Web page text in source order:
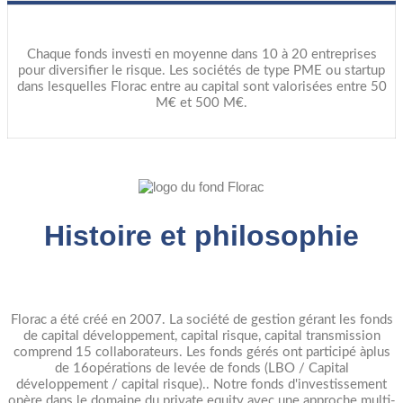
Chaque fonds investi en moyenne dans 10 à 20 entreprises
pour diversifier le risque. Les sociétés de type PME ou startup
dans lesquelles Florac entre au capital sont valorisées entre 50
M€ et 500 M€.
Histoire et philosophie
Florac a été créé en 2007. La société de gestion gérant les fonds
de capital développement, capital risque, capital transmission
comprend 15 collaborateurs. Les fonds gérés ont participé àplus
de 16opérations de levée de fonds (LBO / Capital
développement / capital risque).. Notre fonds d'investissement